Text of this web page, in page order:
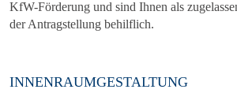
KfW-Förderung und sind Ihnen als
der Antragstellung behilflich.
INNENRAUMGESTALTUNG